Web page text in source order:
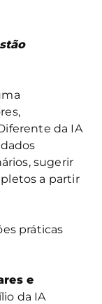
da IA
sugerir
a partir
práticas
e
da IA